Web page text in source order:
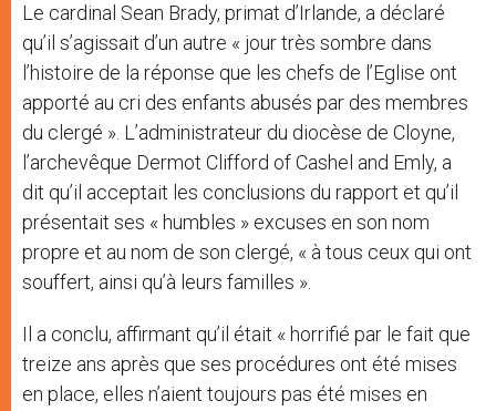
Le cardinal Sean Brady, primat d’Irlande, a déclaré
qu’il s’agissait d’un autre « jour très sombre dans
l’histoire de la réponse que les chefs de l’Eglise ont
apporté au cri des enfants abusés par des membres
du clergé ». L’administrateur du diocèse de Cloyne,
l’archevêque Dermot Clifford of Cashel and Emly, a
dit qu’il acceptait les conclusions du rapport et qu’il
présentait ses « humbles » excuses en son nom
propre et au nom de son clergé, « à tous ceux qui ont
souffert, ainsi qu’à leurs familles ».
Il a conclu, affirmant qu’il était « horrifié par le fait que
treize ans après que ses procédures ont été mises
en place, elles n’aient toujours pas été mises en